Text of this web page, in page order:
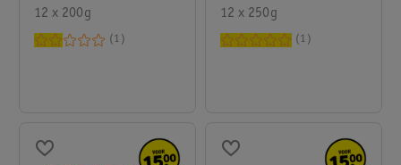
12 x 200g
1
12 x 250g
1